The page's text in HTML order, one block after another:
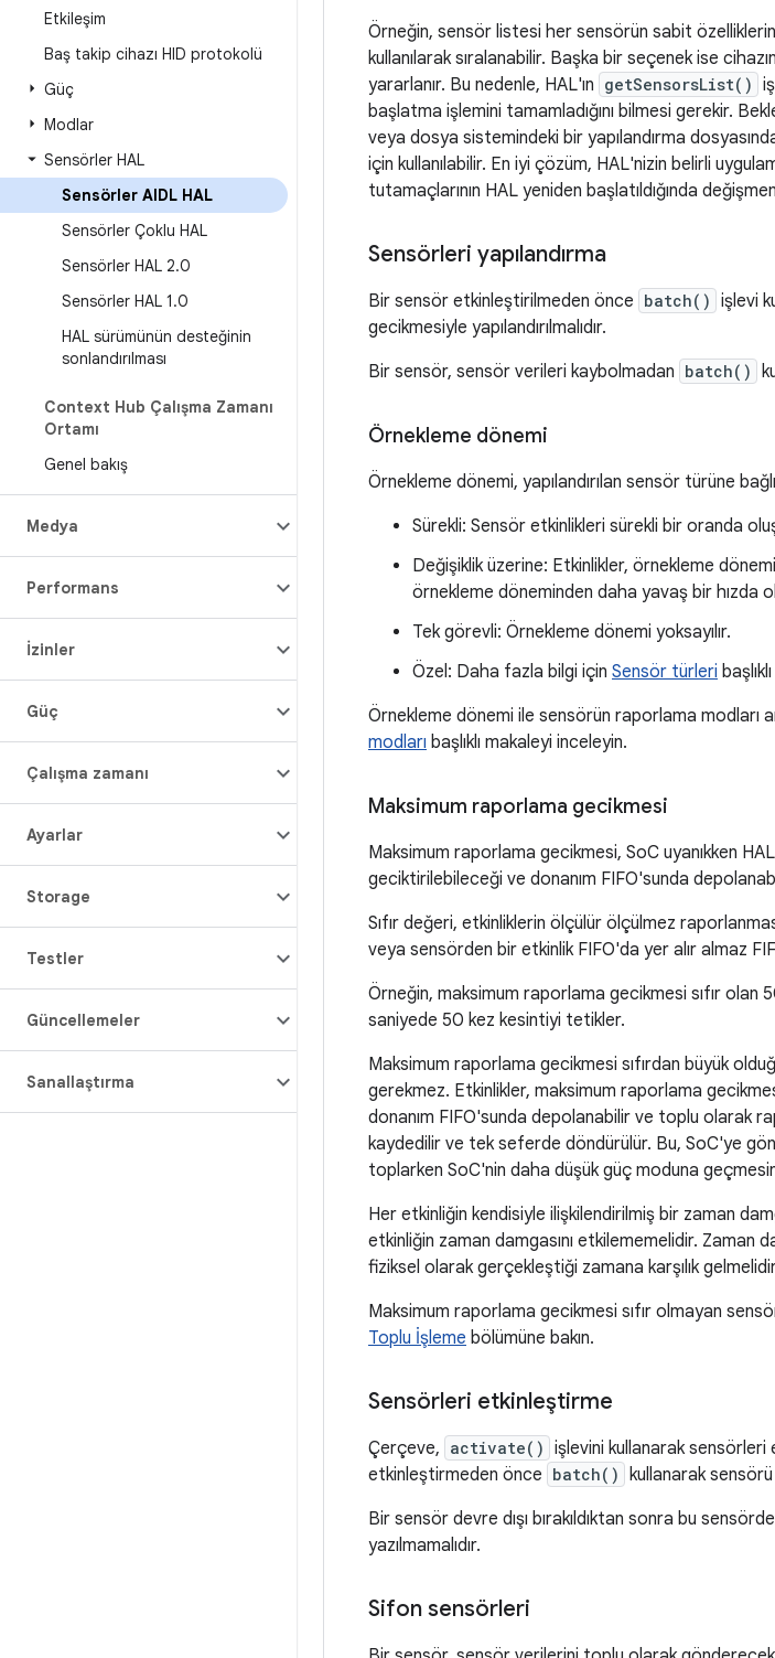
Etkileşim
Baş takip cihazı HID protokolü
Güç
Modlar
Sensörler HAL
Sensörler AIDL HAL
Sensörler Çoklu HAL
Sensörler HAL 2.0
Sensörler HAL 1.0
HAL sürümünün desteğinin
sonlandırılması
Context Hub Çalışma Zamanı
Ortamı
Genel bakış
Medya
Performans
İzinler
Güç
Çalışma zamanı
Ayarlar
Storage
Testler
Güncellemeler
Sanallaştırma
Örneğin, sensör listesi her sensörün sabit
kullanılarak sıralanabilir. Başka bir seçenek ise
yararlanır. Bu nedenle, HAL'ın getSensorsList()
başlatma işlemini tamamladığını bilmesi gerekir.
veya dosya sistemindeki bir yapılandırma
için kullanılabilir. En iyi çözüm, HAL'nizin belirli
tutamaçlarının HAL yeniden başlatıldığında
Sensörleri yapılandırma
Bir sensör etkinleştirilmeden önce batch() işlevi
gecikmesiyle yapılandırılmalıdır.
Bir sensör, sensör verileri kaybolmadan batch()
Örnekleme dönemi
Örnekleme dönemi, yapılandırılan sensör türüne
Sürekli: Sensör etkinlikleri sürekli bir oranda
Değişiklik üzerine: Etkinlikler, örnekleme
örnekleme döneminden daha yavaş bir hızda
Tek görevli: Örnekleme dönemi yoksayılır.
Özel: Daha fazla bilgi için Sensör türleri
Örnekleme dönemi ile sensörün raporlama modları
modları başlıklı makaleyi inceleyin.
Maksimum raporlama gecikmesi
Maksimum raporlama gecikmesi, SoC uyanıkken
geciktirilebileceği ve donanım FIFO'sunda
Sıfır değeri, etkinliklerin ölçülür ölçülmez
veya sensörden bir etkinlik FIFO'da yer alır almaz
Örneğin, maksimum raporlama gecikmesi sıfır olan
saniyede 50 kez kesintiyi tetikler.
Maksimum raporlama gecikmesi sıfırdan büyük
gerekmez. Etkinlikler, maksimum raporlama
donanım FIFO'sunda depolanabilir ve toplu olarak
kaydedilir ve tek seferde döndürülür. Bu, SoC'ye
toplarken SoC'nin daha düşük güç moduna
Her etkinliğin kendisiyle ilişkilendirilmiş bir zaman
etkinliğin zaman damgasını etkilememelidir. Zaman
fiziksel olarak gerçekleştiği zamana karşılık
Maksimum raporlama gecikmesi sıfır olmayan
Toplu İşleme bölümüne bakın.
Sensörleri etkinleştirme
Çerçeve, activate() işlevini kullanarak sensörleri
etkinleştirmeden önce batch() kullanarak sensörü
Bir sensör devre dışı bırakıldıktan sonra bu
yazılmamalıdır.
Sifon sensörleri